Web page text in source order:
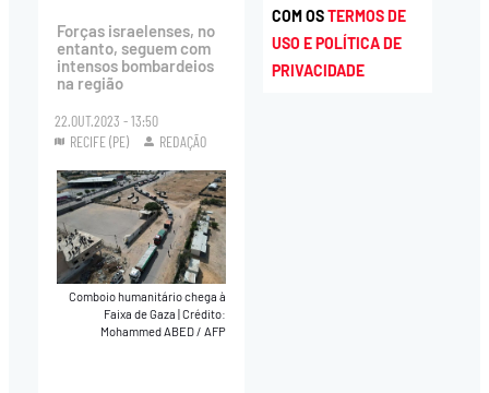
Forças israelenses, no
entanto, seguem com
intensos bombardeios
na região
22.OUT.2023 - 13:50
RECIFE (PE)
REDAÇÃO
Comboio humanitário chega à
Faixa de Gaza|Crédito:
Mohammed ABED / AFP
COM OSTERMOS DE
USO E POLÍTICA DE
PRIVACIDADE